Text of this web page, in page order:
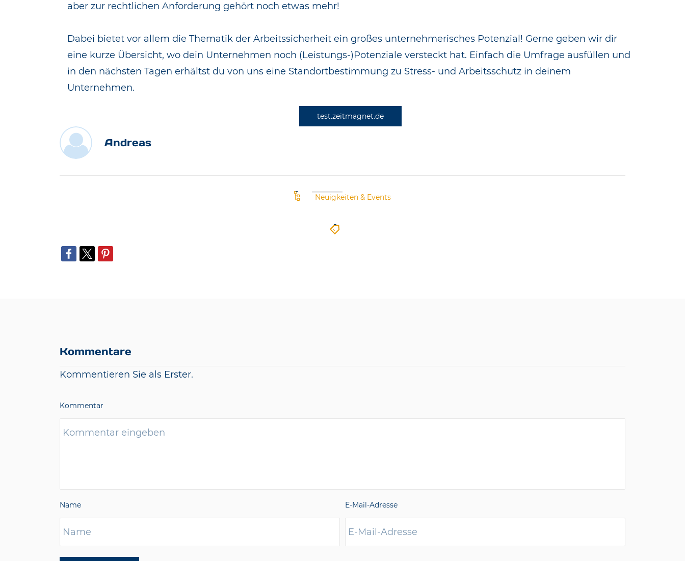
aber zur rechtlichen Anforderung gehört noch etwas mehr!
Dabei bietet vor allem die Thematik der Arbeitssicherheit ein großes unternehmerisches Potenzial! Gerne geben wir dir
eine kurze Übersicht, wo dein Unternehmen noch (Leistungs-)Potenziale versteckt hat. Einfach die Umfrage ausfüllen und
in den nächsten Tagen erhältst du von uns eine Standortbestimmung zu Stress- und Arbeitsschutz in deinem
Unternehmen.
test.zeitmagnet.de
Andreas
Neuigkeiten & Events
Kommentare
Kommentieren Sie als Erster.
Kommentar
Name E-Mail-Adresse